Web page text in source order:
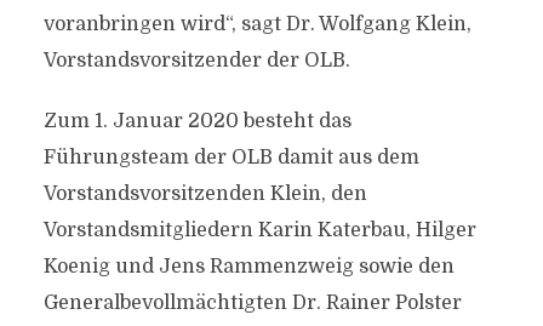
voranbringen wird“, sagt Dr. Wolfgang Klein,
Vorstandsvorsitzender der OLB.
Zum 1. Januar 2020 besteht das
Führungsteam der OLB damit aus dem
Vorstandsvorsitzenden Klein, den
Vorstandsmitgliedern Karin Katerbau, Hilger
Koenig und Jens Rammenzweig sowie den
Generalbevollmächtigten Dr. Rainer Polster